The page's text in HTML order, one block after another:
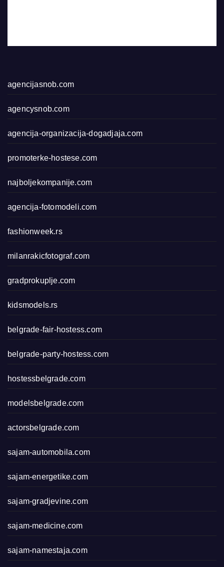
agencijasnob.com
agencysnob.com
agencija-organizacija-dogadjaja.com
promoterke-hostese.com
najboljekompanije.com
agencija-fotomodeli.com
fashionweek.rs
milanrakicfotograf.com
gradprokuplje.com
kidsmodels.rs
belgrade-fair-hostess.com
belgrade-party-hostess.com
hostessbelgrade.com
modelsbelgrade.com
actorsbelgrade.com
sajam-automobila.com
sajam-energetike.com
sajam-gradjevine.com
sajam-medicine.com
sajam-namestaja.com